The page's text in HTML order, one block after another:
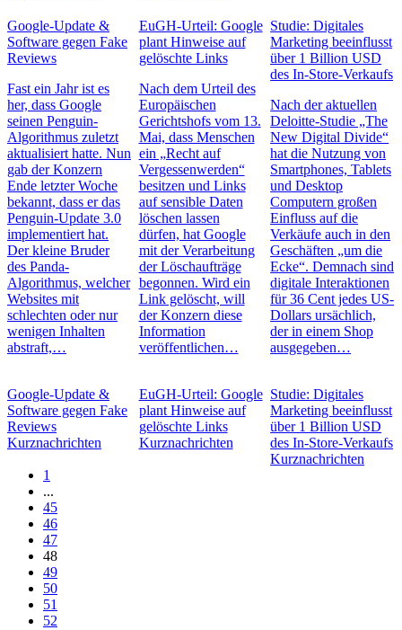
Google-Update &
Software gegen Fake
Reviews
Fast ein Jahr ist es
her, dass Google
seinen Penguin-
Algorithmus zuletzt
aktualisiert hatte. Nun
gab der Konzern
Ende letzter Woche
bekannt, dass er das
Penguin-Update 3.0
implementiert hat.
Der kleine Bruder
des Panda-
Algorithmus, welcher
Websites mit
schlechten oder nur
wenigen Inhalten
abstraft,…
Google-Update &
Software gegen Fake
Reviews
Kurznachrichten
EuGH-Urteil: Google
plant Hinweise auf
gelöschte Links
Nach dem Urteil des
Europäischen
Gerichtshofs vom 13.
Mai, dass Menschen
ein „Recht auf
Vergessenwerden“
besitzen und Links
auf sensible Daten
löschen lassen
dürfen, hat Google
mit der Verarbeitung
der Löschaufträge
begonnen. Wird ein
Link gelöscht, will
der Konzern diese
Information
veröffentlichen…
EuGH-Urteil: Google
plant Hinweise auf
gelöschte Links
Kurznachrichten
Studie: Digitales
Marketing beeinflusst
über 1 Billion USD
des In-Store-Verkaufs
Nach der aktuellen
Deloitte-Studie „The
New Digital Divide“
hat die Nutzung von
Smartphones, Tablets
und Desktop
Computern großen
Einfluss auf die
Verkäufe auch in den
Geschäften „um die
Ecke“. Demnach sind
digitale Interaktionen
für 36 Cent jedes US-
Dollars ursächlich,
der in einem Shop
ausgegeben…
Studie: Digitales
Marketing beeinflusst
über 1 Billion USD
des In-Store-Verkaufs
Kurznachrichten
1
...
45
46
47
48
49
50
51
52